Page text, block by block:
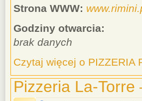
Strona WWW:
Godziny otwarcia:
brak danych
Czytaj więcej o PIZZERIA
Pizzeria La-Torre